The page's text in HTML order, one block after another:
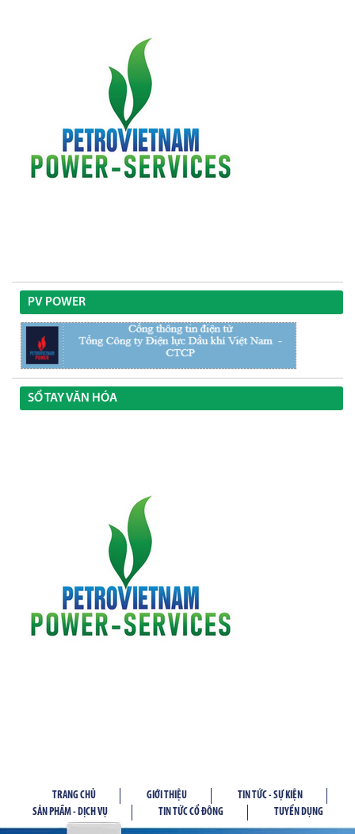
PV POWER
SỔ TAY VĂN HÓA
TRANG CHỦ GIỚI THIỆU
TIN TỨC - SỰ KIỆN
SẢN PHẦM - DỊCH VỤ
TIN TỨC CỔ ĐÔNG TUYỂN DỤNG